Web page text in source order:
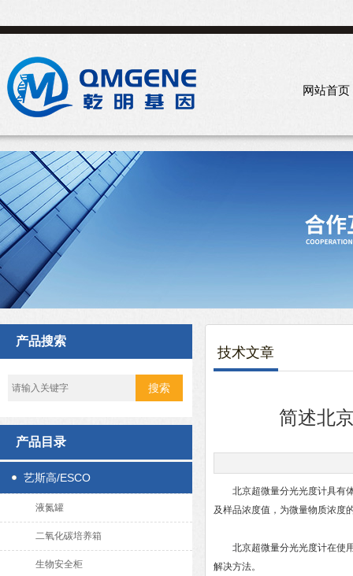
网站首页
产品搜索
产品目录
艺斯高/ESCO
液氮罐
二氧化碳培养箱
生物安全柜
技术文章
简述北
北京超微量分光光度计具有体
及样品浓度值，为微量物质浓度
北京超微量分光光度计在使
解决方法。